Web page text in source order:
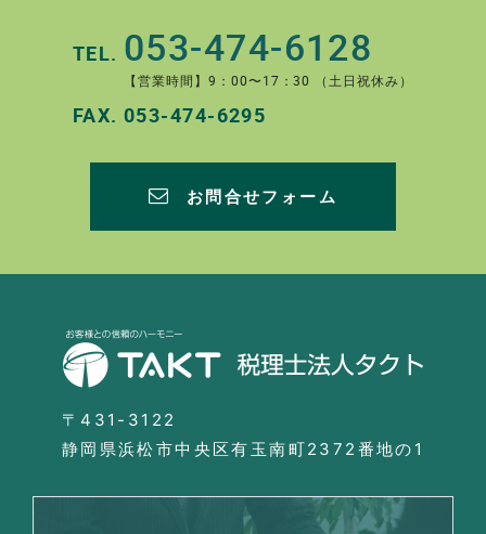
TEL. 053-474-6128
【営業時間】9：00〜17：30 （土日祝休み）
FAX. 053-474-6295
お問合せフォーム
〒431-3122
静岡県浜松市中央区有玉南町2372番地の1